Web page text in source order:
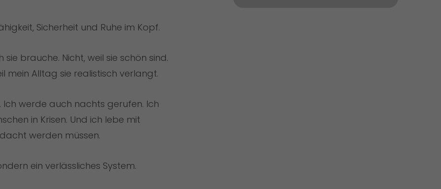
Sicherheit und Ruhe im Kopf.
brauche. Nicht, weil sie schön sind.
mein Alltag sie realistisch verlangt.
werde auch nachts gerufen. Ich
in Krisen. Und ich lebe mit
werden müssen.
ein verlässliches System.